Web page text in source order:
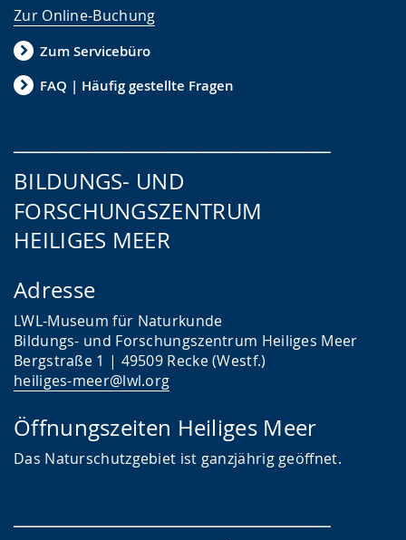
Zur Online-Buchung
Zum Servicebüro
FAQ | Häufig gestellte Fragen
BILDUNGS- UND
FORSCHUNGSZENTRUM
HEILIGES MEER
Adresse
LWL-Museum für Naturkunde
Bildungs- und Forschungszentrum Heiliges Meer
Bergstraße 1 | 49509 Recke (Westf.)
heiliges-meer@lwl.org
Öffnungszeiten Heiliges Meer
Das Naturschutzgebiet ist ganzjährig geöffnet.